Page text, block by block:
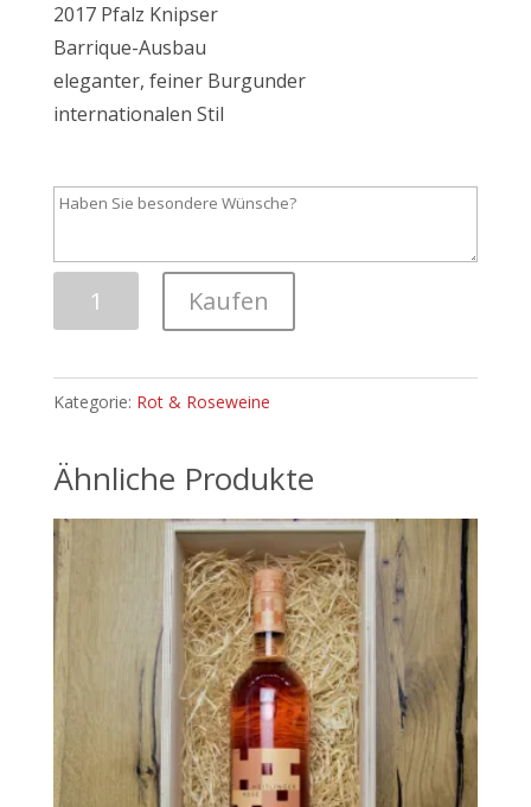
2017 Pfalz Knipser
Barrique-Ausbau
eleganter, feiner Burgunder
internationalen Stil
Blauer
Kaufen
Kategorie: Rot & Roseweine
Ähnliche Produkte